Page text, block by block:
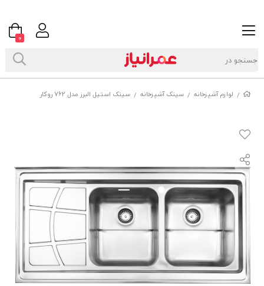
/ لوازم آشپزخانه / سینک آشپزخانه / سینک استیل البرز مدل 762 روکار
0